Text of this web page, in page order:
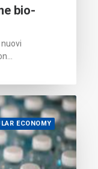
bio-
ECONOMY